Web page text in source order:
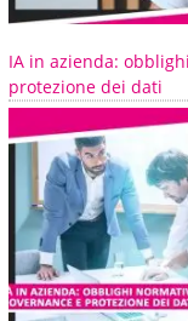
IA in azienda:
protezione dei dati